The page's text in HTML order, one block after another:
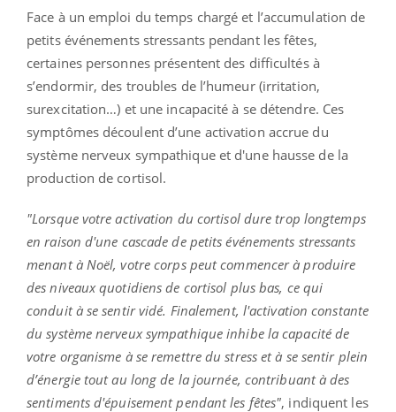
Face à un emploi du temps chargé et l’accumulation de
petits événements stressants pendant les fêtes,
certaines personnes présentent des difficultés à
s’endormir, des troubles de l’humeur (irritation,
surexcitation…) et une incapacité à se détendre. Ces
symptômes découlent d’une activation accrue du
système nerveux sympathique et d'une hausse de la
production de cortisol.
"Lorsque votre activation du cortisol dure trop longtemps
en raison d'une cascade de petits événements stressants
menant à Noël, votre corps peut commencer à produire
des niveaux quotidiens de cortisol plus bas, ce qui
conduit à se sentir vidé. Finalement, l'activation constante
du système nerveux sympathique inhibe la capacité de
votre organisme à se remettre du stress et à se sentir plein
d’énergie tout au long de la journée, contribuant à des
sentiments d'épuisement pendant les fêtes", indiquent les